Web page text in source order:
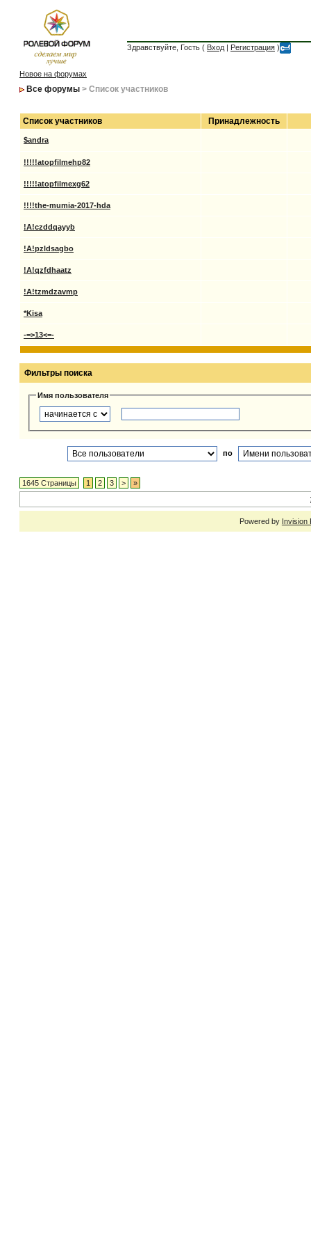
Здравствуйте, Гость ( Вход | Регистрация )
Новое на форумах
Все форумы > Список участников
Список участников Принадлежность
$andra
!!!!!atopfilmehp82
!!!!!atopfilmexg62
!!!!the-mumia-2017-hda
!A!czddqayyb
!A!pzldsagbo
!A!qzfdhaatz
!A!tzmdzavmp
*Kisa
-=>13<=-
Фильтры поиска
Имя пользователя
по
1645 Страницы 1 2 3 > »
Powered by Invision